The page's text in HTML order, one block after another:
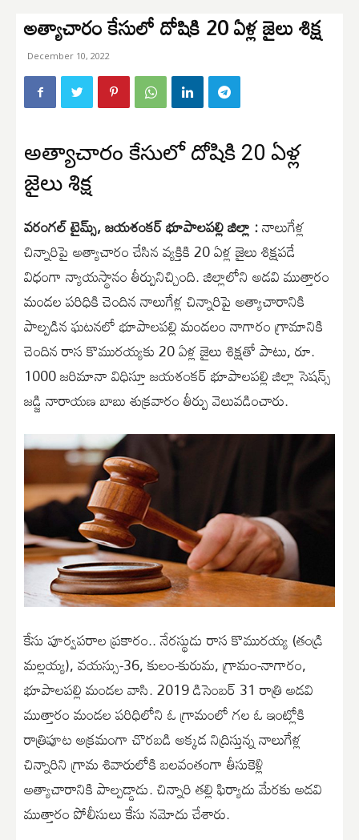
అత్యాచారం కేసులో దోషికి 20 ఏళ్ల జైలు శిక్ష
December 10, 2022
అత్యాచారం కేసులో దోషికి 20 ఏళ్ల
జైలు శిక్ష
వరంగల్ టైమ్స్, జయశంకర్ భూపాలపల్లి జిల్లా :నాలుగేళ్ల
చిన్నారిపై అత్యాచారం చేసిన వ్యక్తికి 20 ఏళ్ల జైలు శిక్షపడే
విధంగా న్యాయస్థానం తీర్పునిచ్చింది. జిల్లాలోని అడవి ముత్తారం
మండల పరిధికి చెందిన నాలుగేళ్ల చిన్నారిపై అత్యాచారానికి
పాల్పడిన ఘటనలో భూపాలపల్లి మండలం నాగారం గ్రామానికి
చెందిన రాస కొమురయ్యకు 20 ఏళ్ల జైలు శిక్షతో పాటు, రూ.
1000 జరిమానా విధిస్తూ జయశంకర్ భూపాలపల్లి జిల్లా సెషన్స్
జడ్జి నారాయణ బాబు శుక్రవారం తీర్పు వెలువడించారు.
కేసు పూర్వపరాల ప్రకారం.. నేరస్థుడు రాస కొమురయ్య (తండ్రి
మల్లయ్య), వయస్సు-36, కులం-కురుమ, గ్రామం-నాగారం,
భూపాలపల్లి మండల వాసి. 2019 డిసెంబర్ 31 రాత్రి అడవి
ముత్తారం మండల పరిధిలోని ఓ గ్రామంలో గల ఓ ఇంట్లోకి
రాత్రిపూట అక్రమంగా చొరబడి అక్కడ నిద్రిస్తున్న నాలుగేళ్ల
చిన్నారిని గ్రామ శివారులోకి బలవంతంగా తీసుకెళ్లి
అత్యాచారానికి పాల్పడ్డాడు. చిన్నారి తల్లి ఫిర్యాదు మేరకు అడవి
ముత్తారం పోలీసులు కేసు నమోదు చేశారు.